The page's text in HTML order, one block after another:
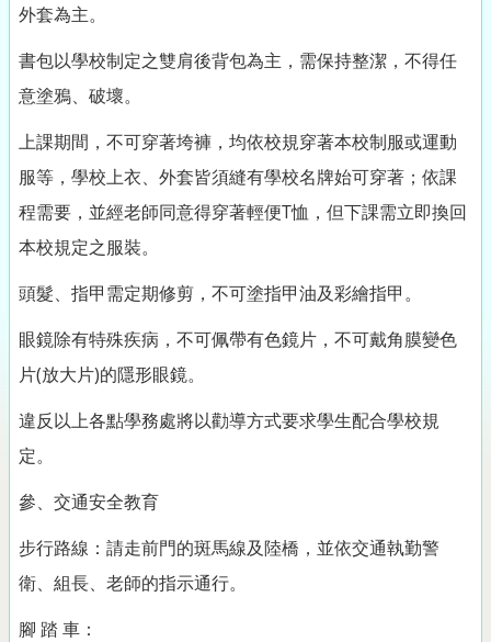
外套為主。
書包以學校制定之雙肩後背包為主，需保持整潔，不得任
意塗鴉、破壞。
上課期間，不可穿著垮褲，均依校規穿著本校制服或運動
服等，學校上衣、外套皆須縫有學校名牌始可穿著；依課
程需要，並經老師同意得穿著輕便T恤，但下課需立即換回
本校規定之服裝。
頭髮、指甲需定期修剪，不可塗指甲油及彩繪指甲。
眼鏡除有特殊疾病，不可佩帶有色鏡片，不可戴角膜變色
片(放大片)的隱形眼鏡。
違反以上各點學務處將以勸導方式要求學生配合學校規
定。
參、交通安全教育
步行路線：請走前門的斑馬線及陸橋，並依交通執勤警
衛、組長、老師的指示通行。
腳 踏 車：